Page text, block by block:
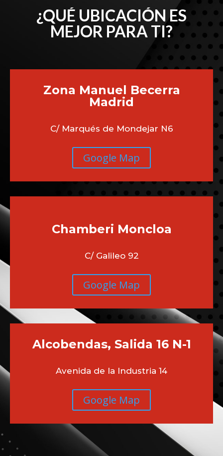
¿QUÉ UBICACIÓN ES
MEJOR PARA TI?
Zona Manuel Becerra
Madrid
C/ Marqués de Mondejar N6
Google Map
Chamberi Moncloa
C/ Galileo 92
Google Map
Alcobendas, Salida 16 N-1
Avenida de la Industria 14
Google Map